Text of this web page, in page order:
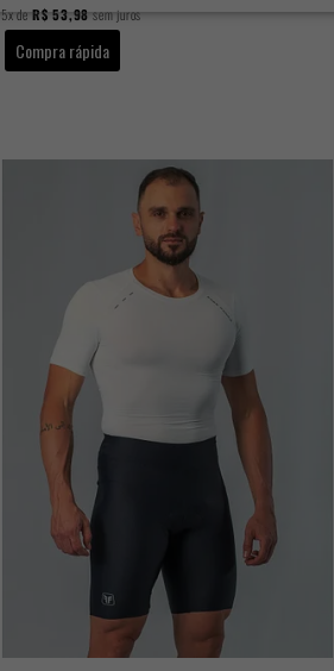
5xdeR$ 53,98sem juros
Compra rápida